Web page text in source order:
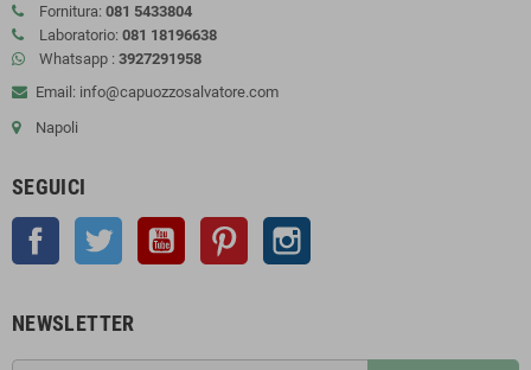
Fornitura: 081 5433804
Laboratorio: 081 18196638
Whatsapp : 3927291958
Email: info@capuozzosalvatore.com
Napoli
SEGUICI
Facebook Twitter YouTube Pinterest
NEWSLETTER